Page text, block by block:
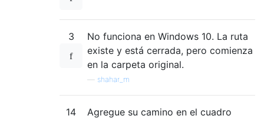
3
No funciona en Windows 10. La ruta
existe y está cerrada, pero comienza
en la carpeta original.
shahar_m
14
Agregue su camino en el cuadro